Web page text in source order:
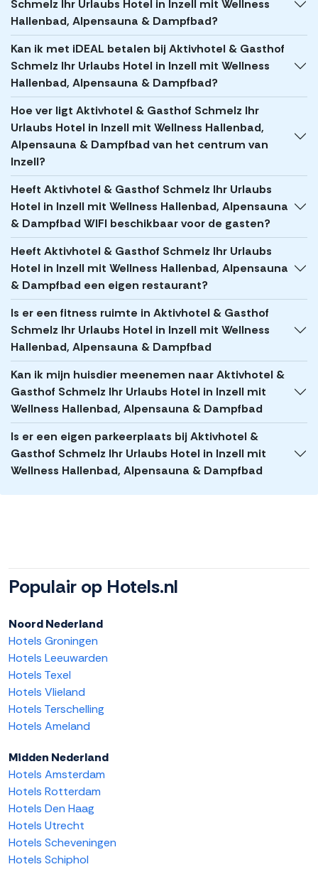
Schmelz Ihr Urlaubs Hotel in Inzell mit Wellness
Hallenbad, Alpensauna & Dampfbad?
Kan ik met iDEAL betalen bij Aktivhotel & Gasthof
Schmelz Ihr Urlaubs Hotel in Inzell mit Wellness
Hallenbad, Alpensauna & Dampfbad?
Hoe ver ligt Aktivhotel & Gasthof Schmelz Ihr
Urlaubs Hotel in Inzell mit Wellness Hallenbad,
Alpensauna & Dampfbad van het centrum van
Inzell?
Heeft Aktivhotel & Gasthof Schmelz Ihr Urlaubs
Hotel in Inzell mit Wellness Hallenbad, Alpensauna
& Dampfbad WIFI beschikbaar voor de gasten?
Heeft Aktivhotel & Gasthof Schmelz Ihr Urlaubs
Hotel in Inzell mit Wellness Hallenbad, Alpensauna
& Dampfbad een eigen restaurant?
Is er een fitness ruimte in Aktivhotel & Gasthof
Schmelz Ihr Urlaubs Hotel in Inzell mit Wellness
Hallenbad, Alpensauna & Dampfbad
Kan ik mijn huisdier meenemen naar Aktivhotel &
Gasthof Schmelz Ihr Urlaubs Hotel in Inzell mit
Wellness Hallenbad, Alpensauna & Dampfbad
Is er een eigen parkeerplaats bij Aktivhotel &
Gasthof Schmelz Ihr Urlaubs Hotel in Inzell mit
Wellness Hallenbad, Alpensauna & Dampfbad
Populair op Hotels.nl
Noord Nederland
Hotels Groningen
Hotels Leeuwarden
Hotels Texel
Hotels Vlieland
Hotels Terschelling
Hotels Ameland
Midden Nederland
Hotels Amsterdam
Hotels Rotterdam
Hotels Den Haag
Hotels Utrecht
Hotels Scheveningen
Hotels Schiphol